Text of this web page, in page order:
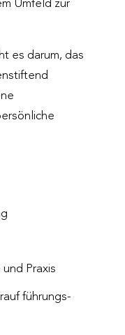
Umfeld zur
es darum, das
Praxis
führungs-